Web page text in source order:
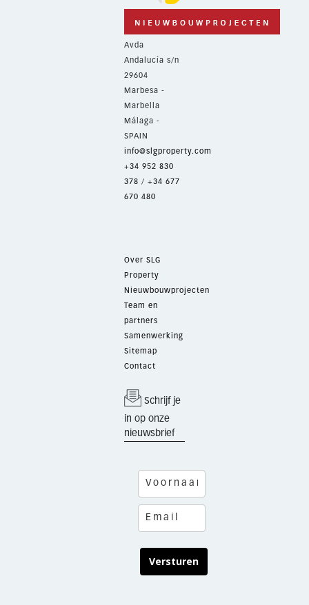
Avda
Andalucía s/n
29604
Marbesa -
Marbella
Málaga -
SPAIN
info@slgproperty.com
+34 952 830
378 / +34 677
670 480
Over SLG
Property
Nieuwbouwprojecten
Team en
partners
Samenwerking
Sitemap
Contact
Schrijf je
in op onze
nieuwsbrief
Versturen